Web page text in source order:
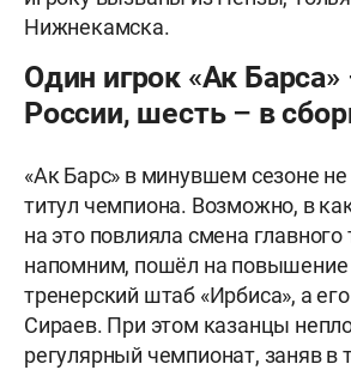
Нижнекамска.
Один игрок «Ак Барса»
России, шесть – в
«Ак Барс» в минувшем сезоне
титул чемпиона. Возможно, в
на это повлияла смена
напомним, пошёл на
тренерский штаб «Ирбиса», а
Сираев. При этом казанцы
регулярный чемпионат, заняв в